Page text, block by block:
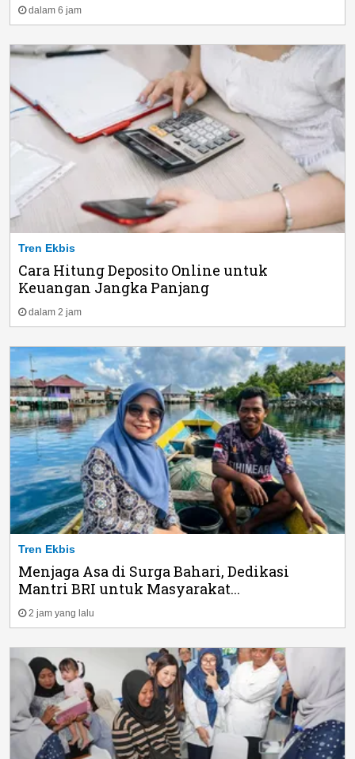
dalam 6 jam
Tren Ekbis
Cara Hitung Deposito Online untuk
Keuangan Jangka Panjang
dalam 2 jam
Tren Ekbis
Menjaga Asa di Surga Bahari, Dedikasi
Mantri BRI untuk Masyarakat...
2 jam yang lalu